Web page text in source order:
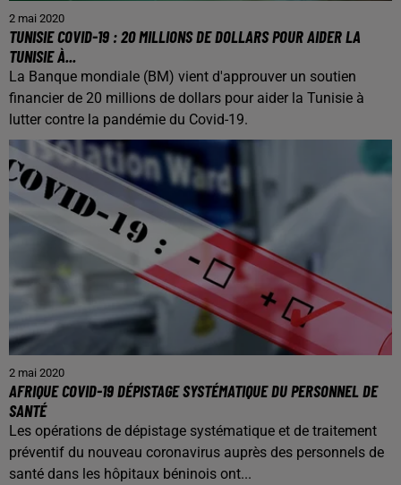
2 mai 2020
TUNISIE COVID-19 : 20 MILLIONS DE DOLLARS POUR AIDER LA
TUNISIE À...
La Banque mondiale (BM) vient d'approuver un soutien
financier de 20 millions de dollars pour aider la Tunisie à
lutter contre la pandémie du Covid-19.
2 mai 2020
AFRIQUE COVID-19 DÉPISTAGE SYSTÉMATIQUE DU PERSONNEL DE
SANTÉ
Les opérations de dépistage systématique et de traitement
préventif du nouveau coronavirus auprès des personnels de
santé dans les hôpitaux béninois ont...